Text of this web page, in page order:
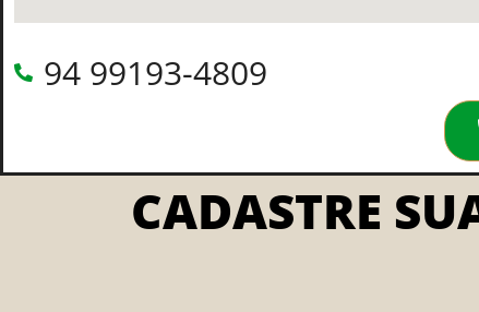
94 99193-4809
CADASTRE